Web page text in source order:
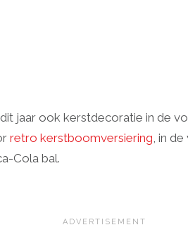
jaar ook kerstdecoratie in de
retro kerstboomversiering, in
Cola bal.